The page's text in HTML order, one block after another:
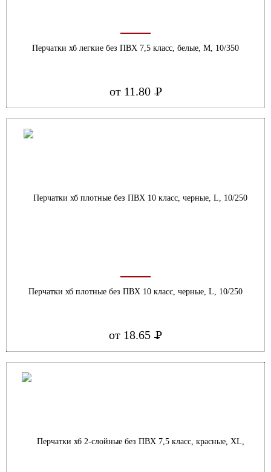
Перчатки хб легкие без ПВХ 7,5 класс, белые, М, 10/350
от 11.80 Р
УБ.
Перчатки хб плотные без ПВХ 10 класс, черные, L, 10/250
от 18.65 Р
УБ.